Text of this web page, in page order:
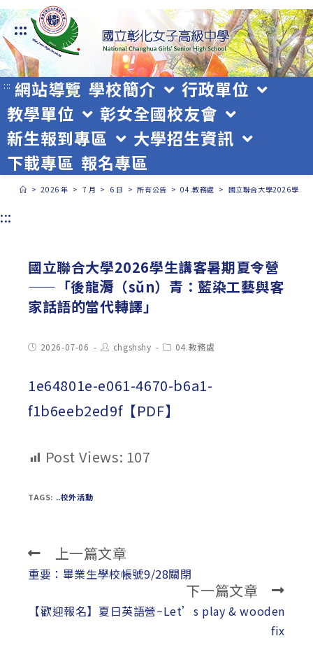
跳
轉
至
主
要
內
容
:::
::: 網站導覽 學校簡介
行政單位
教學單位
彰女全國校友會
新生報到專區
大學招生資訊
下載專區 報名專區
> 2026 年 > 7 月 > 6 日 > 所有公告 > 04.教務處 > 國立聯合大學2026學生
:::
國立聯合大學2026學生講客暑期夏令營
——「後龍漘（sǔn）青：藍染工藝與客
家話語的當代轉譯」
Post2026-07-06
Post
author:
chgshshy
Post04.教務處
1e64801e-e061-4670-b6a1-
f1b6eeb2ed9f【PDF】
Post Views: 107
TAGS: ..校外活動
Read
more
上一篇文章
重要：畢業生學校帳號9/28關閉
下一篇文章
【歡迎報名】夏日英語營~Let’s play & wooden
fix